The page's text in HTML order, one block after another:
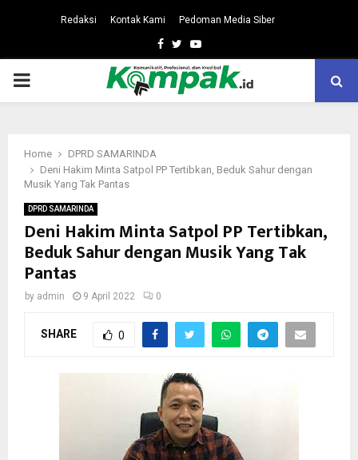
Redaksi Kontak Kami Pedoman Media Siber
Facebook
TwitterYoutube
PRIMARY
Home
DPRD SAMARINDA
Deni Hakim Minta Satpol PP Tertibkan, Beduk Sahur dengan
Musik Yang Tak Pantas
DPRD SAMARINDA
Deni Hakim Minta Satpol PP Tertibkan,
Beduk Sahur dengan Musik Yang Tak
Pantas
by admin 9 April 2022 0
SHARE 0